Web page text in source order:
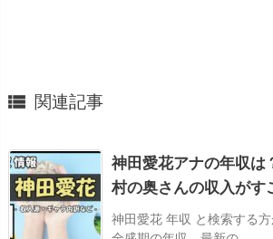
 関連記事
神田愛花アナの年収は
村の奥さんの収入がす
神田愛花 年収 と検索する